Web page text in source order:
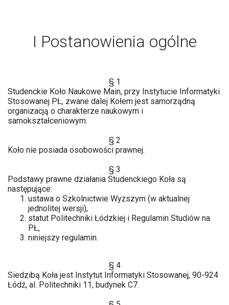
I Postanowienia ogólne
§ 1
Studenckie Koło Naukowe Main, przy Instytucie Informatyki
Stosowanej PŁ, zwane dalej Kołem jest samorządną
organizacją o charakterze naukowym i
samokształceniowym.
§ 2
Koło nie posiada osobowości prawnej.
§ 3
Podstawy prawne działania Studenckiego Koła są
następujące:
ustawa o Szkolnictwie Wyższym (w aktualnej
jednolitej wersji),
statut Politechniki Łódzkiej i Regulamin Studiów na
PŁ,
niniejszy regulamin.
§ 4
Siedzibą Koła jest Instytut Informatyki Stosowanej, 90-924
Łódź, al. Politechniki 11, budynek C7.